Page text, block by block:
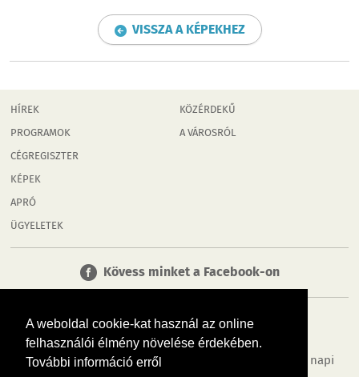
A weboldal cookie-kat használ az online
felhasználói élmény növelése érdekében.
További információ erről
VISSZA A KÉPEKHEZ
HÍREK
PROGRAMOK
CÉGREGISZTER
KÉPEK
APRÓ
ÜGYELETEK
KÖZÉRDEKŰ
A VÁROSRÓL
Kövess minket a Facebook-on
Tudj meg többet városodról! Hírek, programok, képek, napi